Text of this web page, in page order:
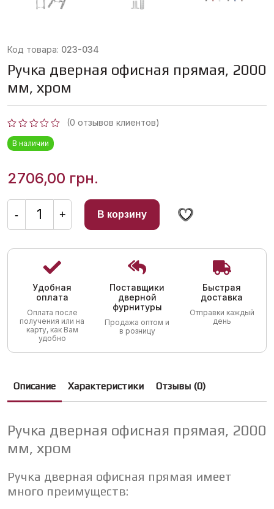
Код товара: 023-034
Ручка дверная офисная прямая, 2000
мм, хром
Оценка
0
из
(0 отзывов клиентов)
В наличии
2706,00 грн.
-
Количество
товара
Ручка
дверная
хром
+ В корзину
Удобная
оплата
Оплата после
получения или на
карту, как Вам
удобно
Поставщики
дверной
фурнитуры
Продажа оптом и
в розницу
Быстрая
доставка
Отправки каждый
день
Описание Характеристики Отзывы (0)
Ручка дверная офисная прямая, 2000
мм, хром
Ручка дверная офисная прямая имеет
много преимуществ: